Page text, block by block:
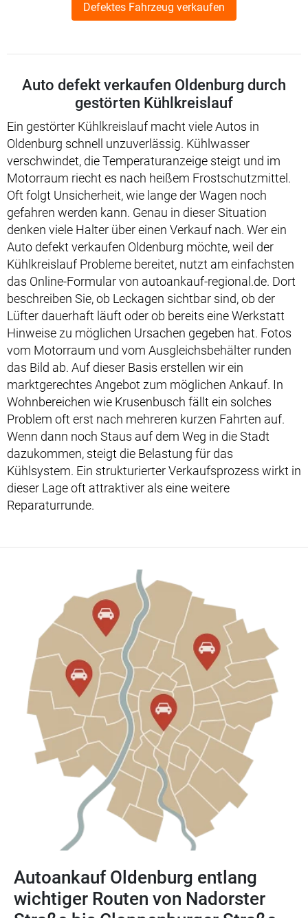
Defektes Fahrzeug verkaufen
Auto defekt verkaufen Oldenburg durch
gestörten Kühlkreislauf
Ein gestörter Kühlkreislauf macht viele Autos in
Oldenburg schnell unzuverlässig. Kühlwasser
verschwindet, die Temperaturanzeige steigt und im
Motorraum riecht es nach heißem Frostschutzmittel.
Oft folgt Unsicherheit, wie lange der Wagen noch
gefahren werden kann. Genau in dieser Situation
denken viele Halter über einen Verkauf nach. Wer ein
Auto defekt verkaufen Oldenburg möchte, weil der
Kühlkreislauf Probleme bereitet, nutzt am einfachsten
das Online-Formular von autoankauf-regional.de. Dort
beschreiben Sie, ob Leckagen sichtbar sind, ob der
Lüfter dauerhaft läuft oder ob bereits eine Werkstatt
Hinweise zu möglichen Ursachen gegeben hat. Fotos
vom Motorraum und vom Ausgleichsbehälter runden
das Bild ab. Auf dieser Basis erstellen wir ein
marktgerechtes Angebot zum möglichen Ankauf. In
Wohnbereichen wie Krusenbusch fällt ein solches
Problem oft erst nach mehreren kurzen Fahrten auf.
Wenn dann noch Staus auf dem Weg in die Stadt
dazukommen, steigt die Belastung für das
Kühlsystem. Ein strukturierter Verkaufsprozess wirkt in
dieser Lage oft attraktiver als eine weitere
Reparaturrunde.
Autoankauf Oldenburg entlang
wichtiger Routen von Nadorster